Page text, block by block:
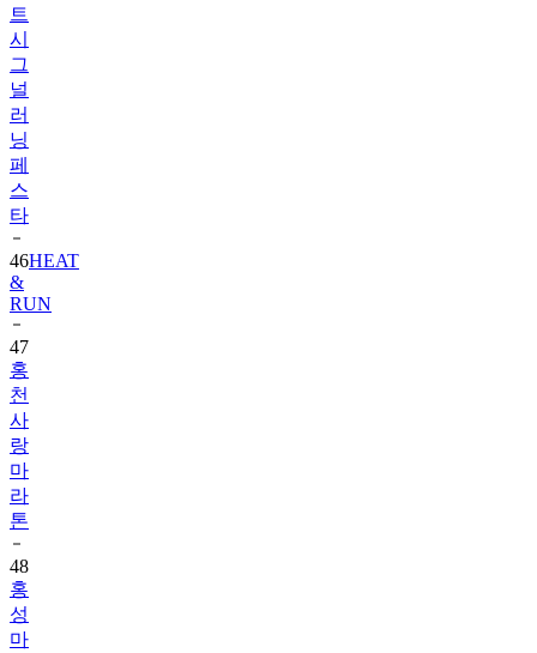
트
시
그
널
러
닝
페
스
타
46HEAT
&
RUN
47
홍
천
사
랑
마
라
톤
48
홍
성
마